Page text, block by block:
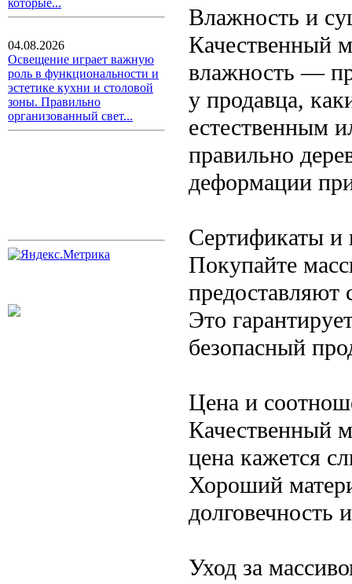
которые...
04.08.2026
Освещение играет важную
роль в функциональности и
эстетике кухни и столовой
зоны. Правильно
организованный свет...
Влажность и
Качественный
влажность —
у продавца,
естественным
правильно
деформации
Сертификаты и
Покупайте
предоставляют
Это
безопасный
Цена и
Качественный
цена кажется
Хороший
долговечность
Уход за